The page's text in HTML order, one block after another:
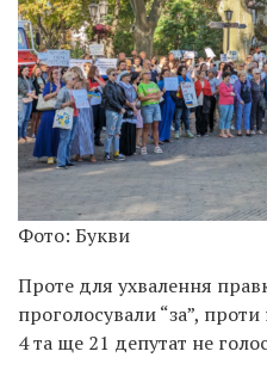
Фото: Букви
Проте для ухвалення
проголосували “за”,
4 та ще 21 депутат не